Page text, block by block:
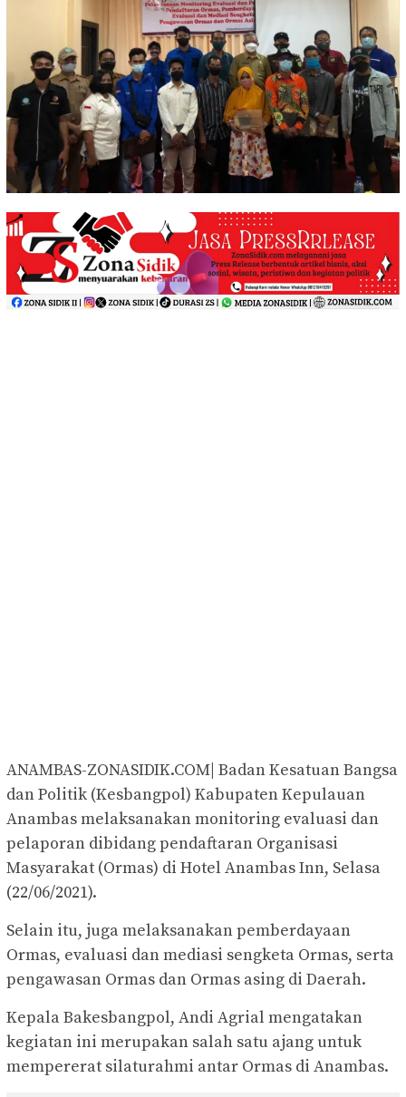
ANAMBAS-ZONASIDIK.COM| Badan Kesatuan Bangsa
dan Politik (Kesbangpol) Kabupaten Kepulauan
Anambas melaksanakan monitoring evaluasi dan
pelaporan dibidang pendaftaran Organisasi
Masyarakat (Ormas) di Hotel Anambas Inn, Selasa
(22/06/2021).
Selain itu, juga melaksanakan pemberdayaan
Ormas, evaluasi dan mediasi sengketa Ormas, serta
pengawasan Ormas dan Ormas asing di Daerah.
Kepala Bakesbangpol, Andi Agrial mengatakan
kegiatan ini merupakan salah satu ajang untuk
mempererat silaturahmi antar Ormas di Anambas.